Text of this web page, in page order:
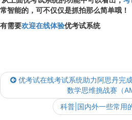
常智能的，可不仅仅是抓拍那么简单哦！
有需要欢迎在线体验优考试系统
优考试在线考试系统助力阿思丹完
数学思维挑战赛（
科普|国内外一些常用